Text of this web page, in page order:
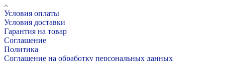
Условия оплаты
Условия доставки
Гарантия на товар
Соглашение
Политика
Соглашение на обработку персональных данных